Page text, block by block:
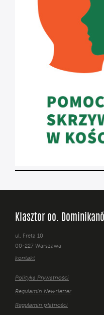
Klasztor oo.
ul. Freta 10
00-227 Warszawa
kontakt
Polityka Prywatności
Regulamin Newsletter
Regulamin płatności